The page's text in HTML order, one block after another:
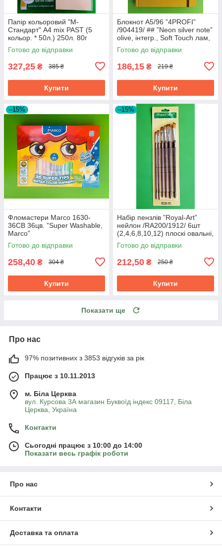
Папір кольоровий "М-
Стандарт" A4 mix PAST (5
кольор. * 50л.) 250л. 80г
Готово до відправки
327,25 ₴ 385 ₴
Купити
Блокнот A5/96 ”4PROFI”
/904419/ ## ”Neon silver note”
olive, інтегр., Soft Touch лам,
тисн.фол., на
Готово до відправки
186,15 ₴ 219 ₴
Купити
–15%
Фломастери Marco 1630-
36СВ 36цв. ”Super Washable,
Marco”
Готово до відправки
258,40 ₴ 304 ₴
Купити
–15%
Набір пензлів ”Royal-Art”
нейлон /RA200/1912/ 6шт
(2,4,6,8,10,12) плоскі овальні,
довгі (1/24/144)
Готово до відправки
212,50 ₴ 250 ₴
Купити
Показати ще
Про нас
97% позитивних з 3853 відгуків за рік
Працює з 10.11.2013
м. Біла Церква
вул. Курсова 3А магазин Буквоїд індекс 09117, Біла
Церква, Україна
Контакти
Сьогодні працює з 10:00 до 14:00
Показати весь графік роботи
Про нас
Контакти
Доставка та оплата